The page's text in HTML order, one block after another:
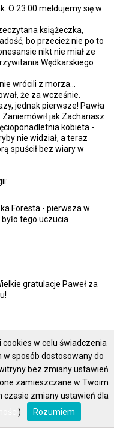
O 23:00 meldujemy się w
książeczka,
bo przecież nie po to
nikt nie miał ze
Wędkarskiego
wrócili z morza...
że za wcześnie.
jednak pierwsze! Pawła
Zaniemówił jak Zachariasz
kobieta -
nie widział, a teraz
spuścił bez wiary w
Foresta - pierwsza w
tego uczucia
gratulacje Paweł za
z Robertem. Na ich
w celu świadczenia
w sposób dostosowany do
bez zmiany ustawień
zamieszczane w Twoim
czasie zmiany ustawień dla
) Rozumiem